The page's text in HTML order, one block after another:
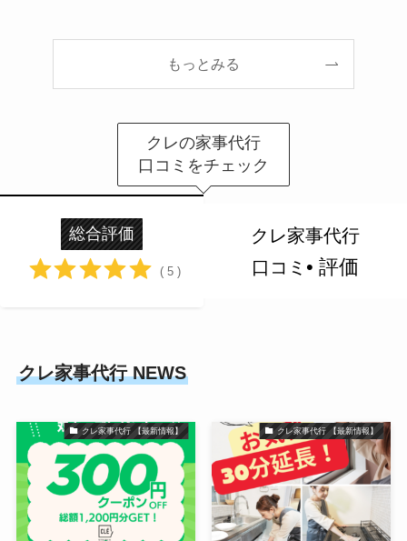
もっとみる
クレの家事代行
口コミをチェック
総合評価
( 5 )
クレ家事代行
口コミ • 評価
クレ家事代行 NEWS
クレ家事代行 【最新情報】 クレ家事代行 【最新情報】